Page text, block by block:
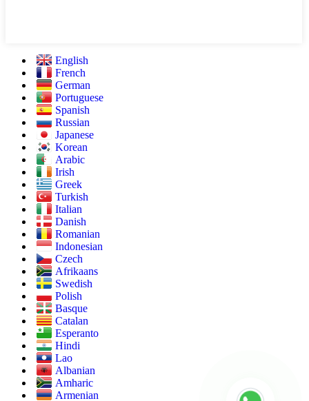
English
French
German
Portuguese
Spanish
Russian
Japanese
Korean
Arabic
Irish
Greek
Turkish
Italian
Danish
Romanian
Indonesian
Czech
Afrikaans
Swedish
Polish
Basque
Catalan
Esperanto
Hindi
Lao
Albanian
Amharic
Armenian